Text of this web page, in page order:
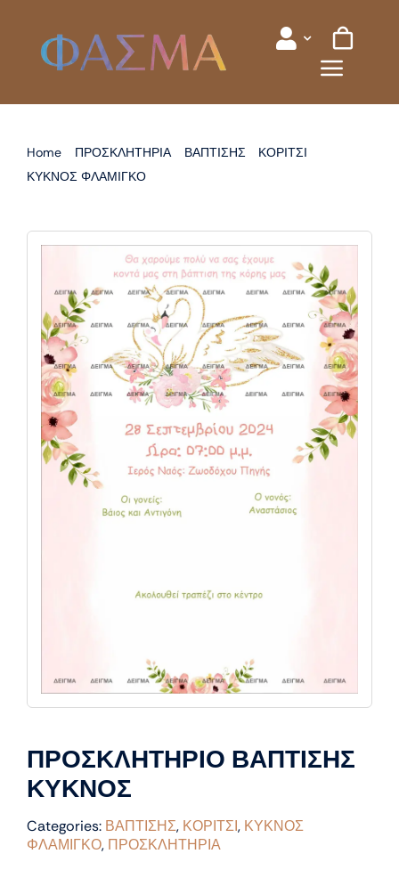
content
Home ΠΡΟΣΚΛΗΤΗΡΙΑ ΒΑΠΤΙΣΗΣ
ΚΟΡΙΤΣΙ
ΚΥΚΝΟΣ ΦΛΑΜΙΓΚΟ
ΠΡΟΣΚΛΗΤΗΡΙΟ ΒΑΠΤΙΣΗΣ
ΚΥΚΝΟΣ
Categories: ΒΑΠΤΙΣΗΣ, ΚΟΡΙΤΣΙ, ΚΥΚΝΟΣ
ΦΛΑΜΙΓΚΟ, ΠΡΟΣΚΛΗΤΗΡΙΑ